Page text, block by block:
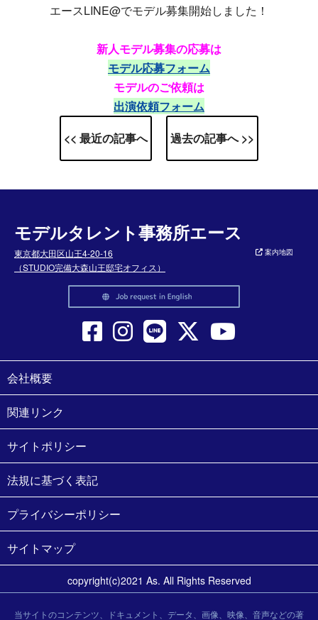
エースLINE@でモデル募集開始しました！
新人モデル募集の応募は
モデル応募フォーム
モデルのご依頼は
出演依頼フォーム
<< 最近の記事へ
過去の記事へ >>
モデルタレント事務所エース
東京都大田区山王4-20-16
（STUDIO完備大森山王邸宅オフィス）
案内地図
会社概要
関連リンク
サイトポリシー
法規に基づく表記
プライバシーポリシー
サイトマップ
copyright(c)2021 As. All Rights Reserved
当サイトのコンテンツ、ドキュメント、データ、画像、映像、音声などの著